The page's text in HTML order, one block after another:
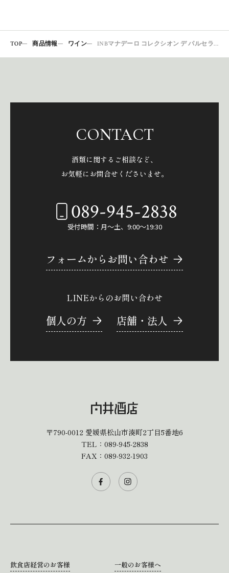
TOP 商品情報 ワイン INBマナデーロ コレクシオン デ パルセラス
CONTACT
酒類に関するご相談など、
お気軽にお問合せくださいませ。
089-945-2838
受付時間：月～土、9:00～19:30
フォームからお問い合わせ
LINEからのお問い合わせ
個人の方 店舗・法人
〒790-0012 愛媛県松山市湊町2丁目5番地6
TEL： 089-945-2838
FAX：089-932-1903
飲食店経営のお客様 一般のお客様へ